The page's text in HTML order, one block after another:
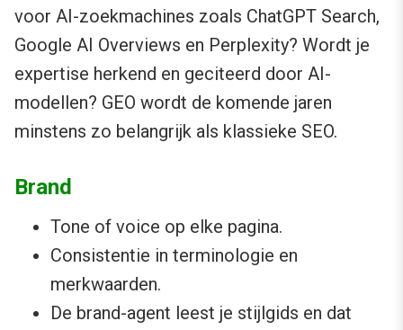
voor AI-zoekmachines zoals ChatGPT Search,
Google AI Overviews en Perplexity? Wordt je
expertise herkend en geciteerd door AI-
modellen? GEO wordt de komende jaren
minstens zo belangrijk als klassieke SEO.
Brand
Tone of voice op elke pagina.
Consistentie in terminologie en
merkwaarden.
De brand-agent leest je stijlgids en dat